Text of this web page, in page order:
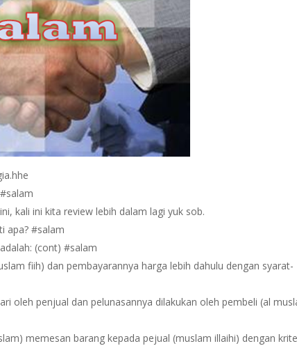
kali ini kita review lebih dalam lagi yuk sob.
apa? #salam
(cont) #salam
fiih) dan pembayarannya harga lebih dahulu dengan syarat-
oleh penjual dan pelunasannya dilakukan oleh pembeli (al
memesan barang kepada pejual (muslam illaihi) dengan